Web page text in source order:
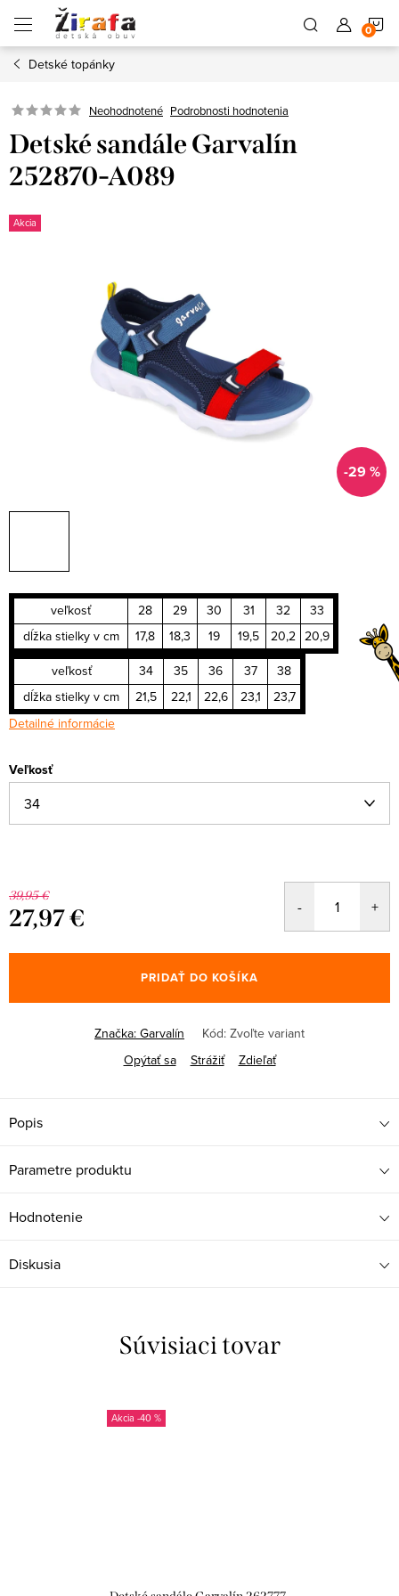
obsah
Detské topánky
Neohodnotené Podrobnosti hodnotenia
Detské sandále Garvalín
252870-A089
Akcia
-29 %
veľkosť 28 29 30 31 32
33
dĺžka stielky v cm
17,8 18,3 19 19,5 20,2 20,9
veľkosť
34 35 36 37
38
dĺžka stielky v cm
21,5 22,1 22,6 23,1
23,7
Detailné informácie
Veľkosť
39,95 €
27,97 €
cena:
PRIDAŤ DO KOŠÍKA
Značka: Garvalín Kód: Zvoľte variant
Opýtať sa
Strážiť Zdieľať
Popis
Parametre produktu
Hodnotenie
Diskusia
Súvisiaci tovar
-40 %